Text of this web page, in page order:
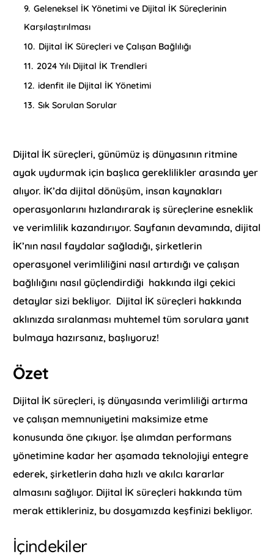
9. Geleneksel İK Yönetimi ve Dijital İK Süreçlerinin
Karşılaştırılması
10. Dijital İK Süreçleri ve Çalışan Bağlılığı
11. 2024 Yılı Dijital İK Trendleri
12. idenfit ile Dijital İK Yönetimi
13. Sık Sorulan Sorular
Dijital İK süreçleri, günümüz iş dünyasının ritmine
ayak uydurmak için başlıca gereklilikler arasında yer
alıyor. İK’da dijital dönüşüm, insan kaynakları
operasyonlarını hızlandırarak iş süreçlerine esneklik
ve verimlilik kazandırıyor. Sayfanın devamında, dijital
İK’nın nasıl faydalar sağladığı, şirketlerin
operasyonel verimliliğini nasıl artırdığı ve çalışan
bağlılığını nasıl güçlendirdiği hakkında ilgi çekici
detaylar sizi bekliyor. Dijital İK süreçleri hakkında
aklınızda sıralanması muhtemel tüm sorulara yanıt
bulmaya hazırsanız, başlıyoruz!
Özet
Dijital İK süreçleri, iş dünyasında verimliliği artırma
ve çalışan memnuniyetini maksimize etme
konusunda öne çıkıyor. İşe alımdan performans
yönetimine kadar her aşamada teknolojiyi entegre
ederek, şirketlerin daha hızlı ve akılcı kararlar
almasını sağlıyor. Dijital İK süreçleri hakkında tüm
merak ettikleriniz, bu dosyamızda keşfinizi bekliyor.
İçindekiler